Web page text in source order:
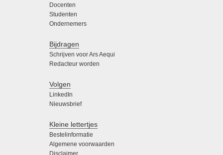
Docenten
Studenten
Ondernemers
Bijdragen
Schrijven voor Ars Aequi
Redacteur worden
Volgen
LinkedIn
Nieuwsbrief
Kleine lettertjes
Bestelinformatie
Algemene voorwaarden